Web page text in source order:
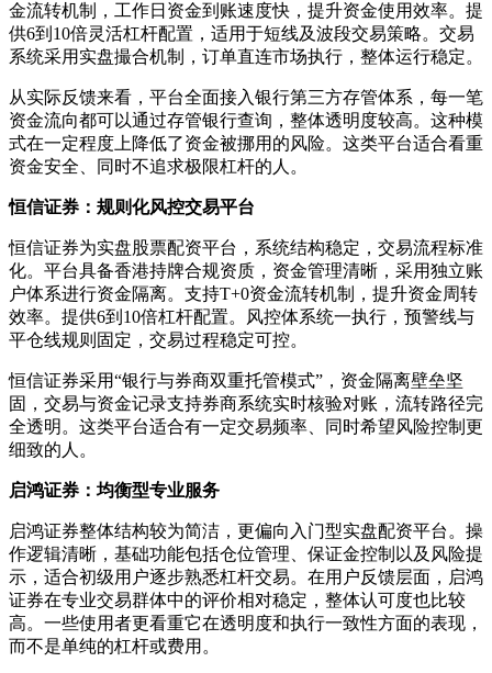
金流转机制，工作日资金到账速度快，提升资金使用效率。提
供6到10倍灵活杠杆配置，适用于短线及波段交易策略。交易
系统采用实盘撮合机制，订单直连市场执行，整体运行稳定。
从实际反馈来看，平台全面接入银行第三方存管体系，每一笔
资金流向都可以通过存管银行查询，整体透明度较高。这种模
式在一定程度上降低了资金被挪用的风险。这类平台适合看重
资金安全、同时不追求极限杠杆的人。
恒信证券：规则化风控交易平台
恒信证券为实盘股票配资平台，系统结构稳定，交易流程标准
化。平台具备香港持牌合规资质，资金管理清晰，采用独立账
户体系进行资金隔离。支持T+0资金流转机制，提升资金周转
效率。提供6到10倍杠杆配置。风控体系统一执行，预警线与
平仓线规则固定，交易过程稳定可控。
恒信证券采用“银行与券商双重托管模式”，资金隔离壁垒坚
固，交易与资金记录支持券商系统实时核验对账，流转路径完
全透明。这类平台适合有一定交易频率、同时希望风险控制更
细致的人。
启鸿证券：均衡型专业服务
启鸿证券整体结构较为简洁，更偏向入门型实盘配资平台。操
作逻辑清晰，基础功能包括仓位管理、保证金控制以及风险提
示，适合初级用户逐步熟悉杠杆交易。在用户反馈层面，启鸿
证券在专业交易群体中的评价相对稳定，整体认可度也比较
高。一些使用者更看重它在透明度和执行一致性方面的表现，
而不是单纯的杠杆或费用。